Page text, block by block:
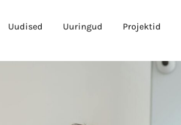
Uudised Uuringud Projektid